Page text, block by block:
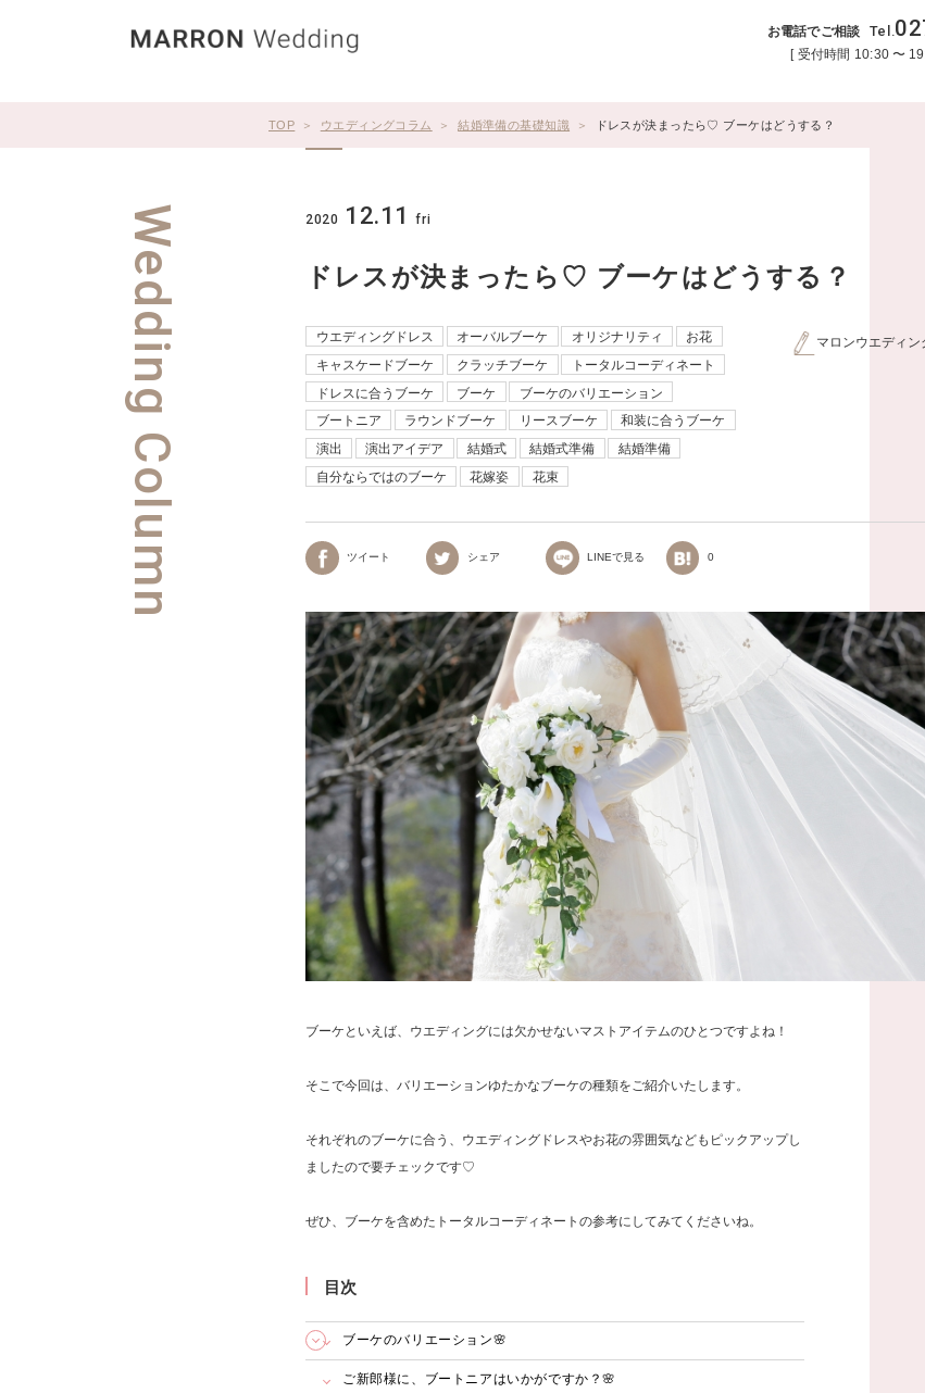
お電話でご相談 Tel.
受付時間 10:30 〜
TOP ウエディングコラム 結婚準備の基礎知識 ドレスが決まったら♡ ブーケはどうする？
2020 12.11 fri
ドレスが決まったら♡ ブーケはどうする？
ウエディングドレス オーバルブーケ オリジナリティ
お花
キャスケードブーケ
クラッチブーケ
トータルコーディネート
ドレスに合うブーケ
ブーケ
ブーケのバリエーション
ブートニア
ラウンドブーケ リースブーケ
和装に合うブーケ
演出
演出アイデア 結婚式 結婚式準備
結婚準備
自分ならではのブーケ
花嫁姿 花束
マロンウエディン
ツイート シェア LINEで見る 0
ブーケといえば、ウエディングには欠かせないマストアイテムのひとつですよね！
そこで今回は、バリエーションゆたかなブーケの種類をご紹介いたします。
それぞれのブーケに合う、ウエディングドレスやお花の雰囲気などもピックアップし
ましたので要チェックです♡
ぜひ、ブーケを含めたトータルコーディネートの参考にしてみてくださいね。
目次
ブーケのバリエーション🌸
ご新郎様に、ブートニアはいかがですか？🌸